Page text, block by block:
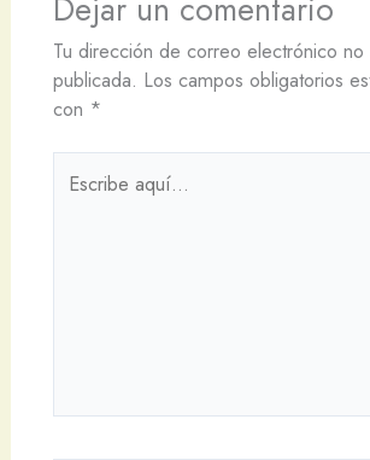
Dejar un comentario
Tu dirección de correo electrónico no
publicada. Los campos obligatorios
con *
aquí...